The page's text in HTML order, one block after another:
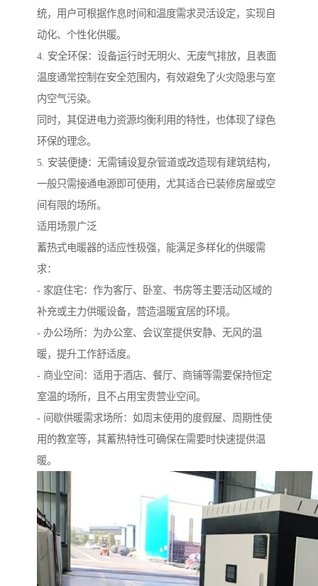
统，用户可根据作息时间和温度需求灵活设定，实现自
动化、个性化供暖。
4. 安全环保：设备运行时无明火、无废气排放，且表面
温度通常控制在安全范围内，有效避免了火灾隐患与室
内空气污染。
同时，其促进电力资源均衡利用的特性，也体现了绿色
环保的理念。
5. 安装便捷：无需铺设复杂管道或改造现有建筑结构，
一般只需接通电源即可使用，尤其适合已装修房屋或空
间有限的场所。
适用场景广泛
蓄热式电暖器的适应性极强，能满足多样化的供暖需
求：
- 家庭住宅：作为客厅、卧室、书房等主要活动区域的
补充或主力供暖设备，营造温暖宜居的环境。
- 办公场所：为办公室、会议室提供安静、无风的温
暖，提升工作舒适度。
- 商业空间：适用于酒店、餐厅、商铺等需要保持恒定
室温的场所，且不占用宝贵营业空间。
- 间歇供暖需求场所：如周末使用的度假屋、周期性使
用的教室等，其蓄热特性可确保在需要时快速提供温
暖。